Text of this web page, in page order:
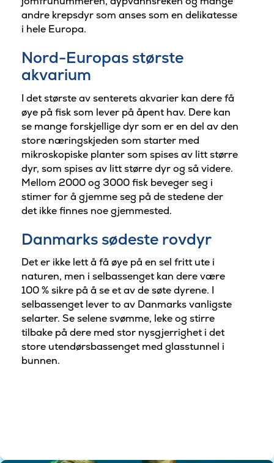
andre krepsdyr som anses som en delikatesse
i hele Europa.
Nord-Europas største
akvarium
I det største av senterets akvarier kan dere få
øye på fisk som lever på åpent hav. Dere kan
se mange forskjellige dyr som er en del av den
store næringskjeden som starter med
mikroskopiske planter som spises av litt større
dyr, som spises av litt større dyr og så videre.
Mellom 2000 og 3000 fisk beveger seg i
stimer for å gjemme seg på de stedene der
det ikke finnes noe gjemmested.
Danmarks sødeste rovdyr
Det er ikke lett å få øye på en sel fritt ute i
naturen, men i selbassenget kan dere være
100 % sikre på å se et av de søte dyrene. I
selbassenget lever to av Danmarks vanligste
selarter. Se selene svømme, leke og stirre
tilbake på dere med stor nysgjerrighet i det
store utendørsbassenget med glasstunnel i
bunnen.